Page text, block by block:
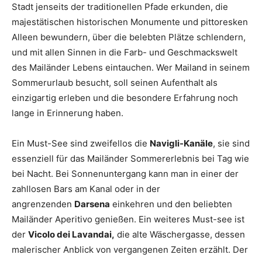
Stadt jenseits der traditionellen Pfade erkunden, die
majestätischen historischen Monumente und pittoresken
Alleen bewundern, über die belebten Plätze schlendern,
und mit allen Sinnen in die Farb- und Geschmackswelt
des Mailänder Lebens eintauchen. Wer Mailand in seinem
Sommerurlaub besucht, soll seinen Aufenthalt als
einzigartig erleben und die besondere Erfahrung noch
lange in Erinnerung haben.
Ein Must-See sind zweifellos die Navigli-Kanäle, sie sind
essenziell für das Mailänder Sommererlebnis bei Tag wie
bei Nacht. Bei Sonnenuntergang kann man in einer der
zahllosen Bars am Kanal oder in der
angrenzenden Darsena einkehren und den beliebten
Mailänder Aperitivo genießen. Ein weiteres Must-see ist
der Vicolo dei Lavandai, die alte Wäschergasse, dessen
malerischer Anblick von vergangenen Zeiten erzählt. Der